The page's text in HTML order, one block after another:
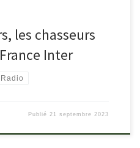
les chasseurs
Inter
Radio
Publié 21 septembre 2023